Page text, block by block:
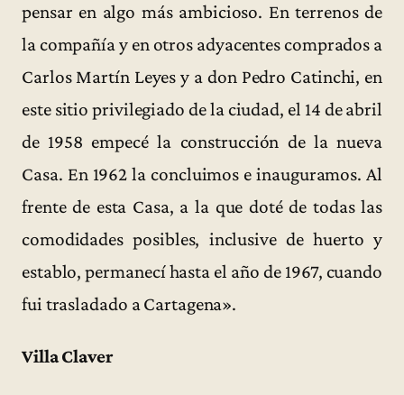
pensar en algo más ambicioso. En terrenos de
la compañía y en otros adyacentes comprados a
Carlos Martín Leyes y a don Pedro Catinchi, en
este sitio privilegiado de la ciudad, el 14 de abril
de 1958 empecé la construcción de la nueva
Casa. En 1962 la concluimos e inauguramos. Al
frente de esta Casa, a la que doté de todas las
comodidades posibles, inclusive de huerto y
establo, permanecí hasta el año de 1967, cuando
fui trasladado a Cartagena».
Villa Claver